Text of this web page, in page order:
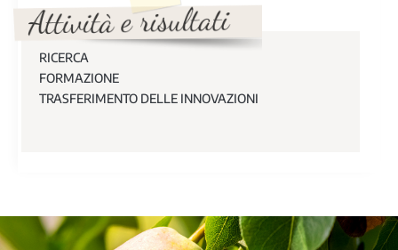
RICERCA
FORMAZIONE
TRASFERIMENTO DELLE INNOVAZIONI